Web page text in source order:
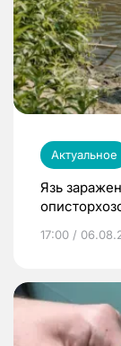
Актуальное
Язь
17:00 /